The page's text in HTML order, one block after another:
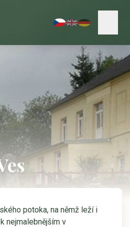
potoka, na němž leží i
nejmalebnějším v